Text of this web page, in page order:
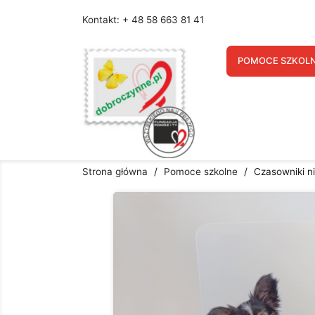
Kontakt: + 48 58 663 81 41
POMOCE
Strona główna Pomoce szkolne Czasowniki